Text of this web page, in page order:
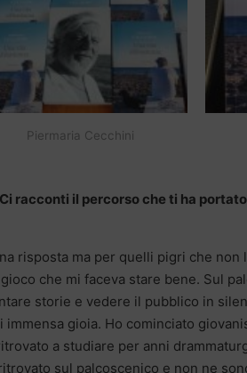
Piermaria Cecchini
racconti il percorso che ti ha
risposta ma per quelli pigri che non
che mi faceva stare bene. Sul
storie e vedere il pubblico in
gioia. Ho cominciato
a studiare per anni
sul palcoscenico e non ne